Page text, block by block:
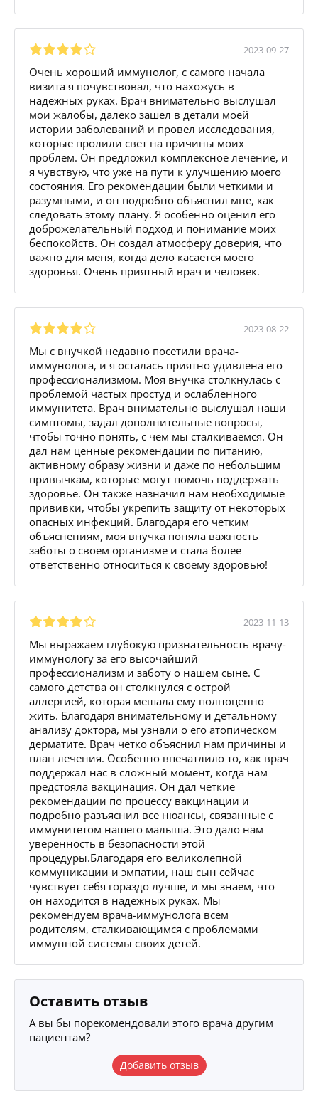
2023-09-27
Очень хороший иммунолог, с самого начала
визита я почувствовал, что нахожусь в
надежных руках. Врач внимательно выслушал
мои жалобы, далеко зашел в детали моей
истории заболеваний и провел исследования,
которые пролили свет на причины моих
проблем. Он предложил комплексное лечение, и
я чувствую, что уже на пути к улучшению моего
состояния. Его рекомендации были четкими и
разумными, и он подробно объяснил мне, как
следовать этому плану. Я особенно оценил его
доброжелательный подход и понимание моих
беспокойств. Он создал атмосферу доверия, что
важно для меня, когда дело касается моего
здоровья. Очень приятный врач и человек.
2023-08-22
Мы с внучкой недавно посетили врача-
иммунолога, и я осталась приятно удивлена его
профессионализмом. Моя внучка столкнулась с
проблемой частых простуд и ослабленного
иммунитета. Врач внимательно выслушал наши
симптомы, задал дополнительные вопросы,
чтобы точно понять, с чем мы сталкиваемся. Он
дал нам ценные рекомендации по питанию,
активному образу жизни и даже по небольшим
привычкам, которые могут помочь поддержать
здоровье. Он также назначил нам необходимые
прививки, чтобы укрепить защиту от некоторых
опасных инфекций. Благодаря его четким
объяснениям, моя внучка поняла важность
заботы о своем организме и стала более
ответственно относиться к своему здоровью!
2023-11-13
Мы выражаем глубокую признательность врачу-
иммунологу за его высочайший
профессионализм и заботу о нашем сыне. С
самого детства он столкнулся с острой
аллергией, которая мешала ему полноценно
жить. Благодаря внимательному и детальному
анализу доктора, мы узнали о его атопическом
дерматите. Врач четко объяснил нам причины и
план лечения. Особенно впечатлило то, как врач
поддержал нас в сложный момент, когда нам
предстояла вакцинация. Он дал четкие
рекомендации по процессу вакцинации и
подробно разъяснил все нюансы, связанные с
иммунитетом нашего малыша. Это дало нам
уверенность в безопасности этой
процедуры.Благодаря его великолепной
коммуникации и эмпатии, наш сын сейчас
чувствует себя гораздо лучше, и мы знаем, что
он находится в надежных руках. Мы
рекомендуем врача-иммунолога всем
родителям, сталкивающимся с проблемами
иммунной системы своих детей.
Оставить отзыв
А вы бы порекомендовали этого врача другим
пациентам?
Добавить отзыв